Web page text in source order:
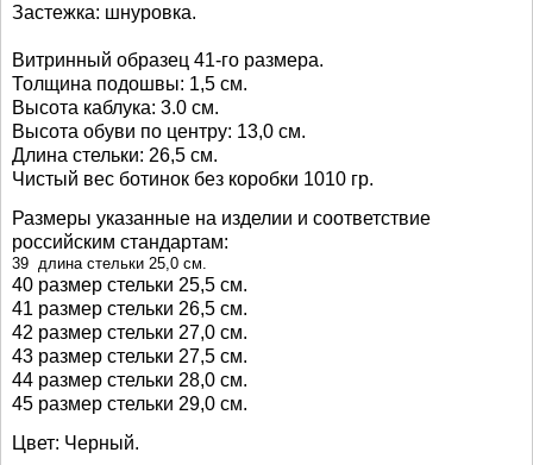
Застежка: шнуровка.
Витринный образец 41-го размера.
Толщина подошвы: 1,5 см.
Высота каблука: 3.0 см.
Высота обуви по центру: 13,0 см.
Длина стельки: 26,5 см.
Чистый вес ботинок без коробки 1010 гр.
Размеры указанные на изделии и соответствие
российским стандартам:
39 длина стельки 25,0 см.
40 размер стельки 25,5 см.
41 размер стельки 26,5 см.
42 размер стельки 27,0 см.
43 размер стельки 27,5 см.
44 размер стельки 28,0 см.
45 размер стельки 29,0 см.
Цвет: Черный.